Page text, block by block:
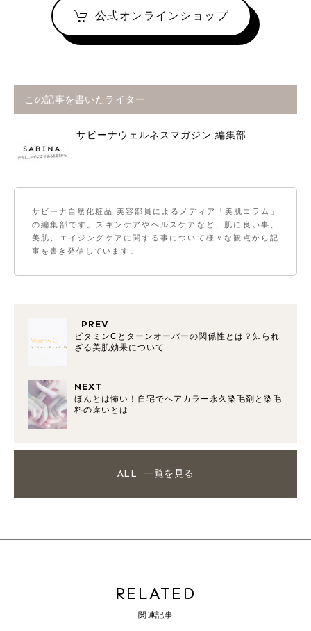
公式オンラインショップ
この記事を書いたライター
サビーナウェルネスマガジン 編集部
サビーナ自然化粧品 美容部員によるメディア「美肌コラム」
の編集部です。スキンケアやヘルスケアなど、肌に良い事、
美肌、エイジングケアに関する事について様々な観点から記
事を書き発信しています。
PREV
ビタミンCとターンオーバーの関係性とは？知られ
ざる美肌効果について
NEXT
ほんとは怖い！自宅でヘアカラー永久染毛剤と染毛
料の違いとは
ALL 一覧を見る
RELATED
関連記事